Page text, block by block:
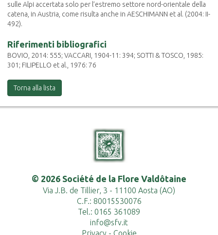
sulle Alpi accertata solo per l’estremo settore nord-orientale della
catena, in Austria, come risulta anche in AESCHIMANN et al. (2004: II-
492).
Riferimenti bibliografici
BOVIO, 2014: 555; VACCARI, 1904-11: 394; SOTTI & TOSCO, 1985:
301; FILIPELLO et al., 1976: 76
Torna alla lista
© 2026 Société de la Flore Valdôtaine
Via J.B. de Tillier, 3 - 11100 Aosta (AO)
C.F.: 80015530076
Tel.: 0165 361089
info@sfv.it
Privacy - Cookie